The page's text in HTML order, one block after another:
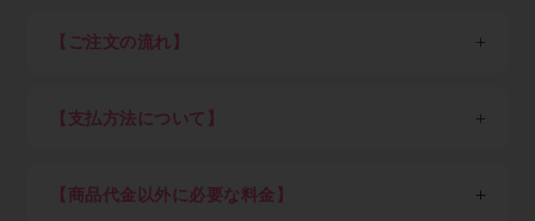
【ご注文の流れ】
業者の方は最初に新規会員登録（無料）を行って下さ
【支払方法について】
現金掛け払いご希望の方は「Paid利用規約」（売掛金
【商品代金以外に必要な料金】